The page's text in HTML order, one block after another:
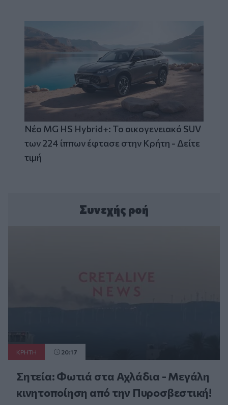
Νέο MG HS Hybrid+: Το οικογενειακό SUV
των 224 ίππων έφτασε στην Κρήτη - Δείτε
τιμή
Συνεχής ροή
ΚΡΗΤΗ 20:17
Σητεία: Φωτιά στα Αχλάδια - Μεγάλη
κινητοποίηση από την Πυροσβεστική!